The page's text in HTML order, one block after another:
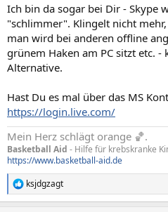
Ich bin da sogar bei Dir - Skype
"schlimmer". Klingelt nicht
man wird bei anderen offline
grünem Haken am PC sitzt etc.
Alternative.
Hast Du es mal über das MS
https://login.live.com/
Mein Herz schlägt orange 🏀.
Basketball Aid - Hilfe für krebskranke
https://www.basketball-aid.de
R
e
ksjdgzagt